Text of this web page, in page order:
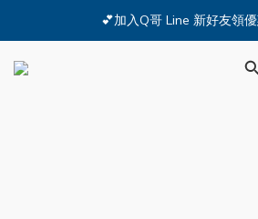
🔥iPhone 17 全系列熱銷中🔥
💕加入Q哥 Line 新好友領
🔥iPhone 17 全系列熱銷中